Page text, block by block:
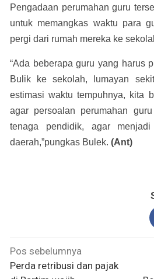
Pengadaan perumahan guru
untuk memangkas waktu para
pergi dari rumah mereka ke
“Ada beberapa guru yang harus
Bulik ke sekolah, lumayan
estimasi waktu tempuhnya, kita
agar persoalan perumahan
tenaga pendidik, agar menjadi
daerah,”pungkas Bulek. (Ant)
Navigasi
pos
Pos sebelumnya
Perda retribusi dan pajak